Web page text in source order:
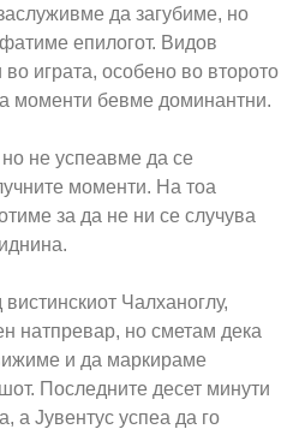
да загубиме, но
епилогот. Видов
во играта, особено во второто
моменти бевме доминантни.
не успеавме да се
моменти. На тоа
за да не ни се случува
Чалханоглу,
натпревар, но сметам дека
и да маркираме
Последните десет минути
а Јувентус успеа да го